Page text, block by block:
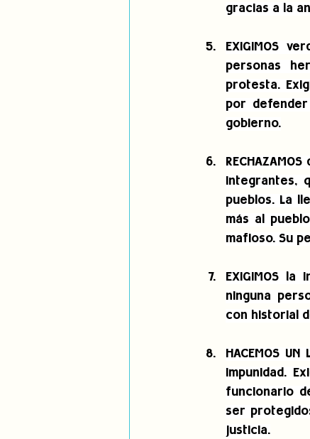
gracias a la
EXIGIMOS
personas
protesta.
por
gobierno.
integrantes,
pueblos. La
más al
mafioso. Su
EXIGIMOS
ninguna
con historial
HACEMOS
impunidad.
funcionario
ser
justicia.